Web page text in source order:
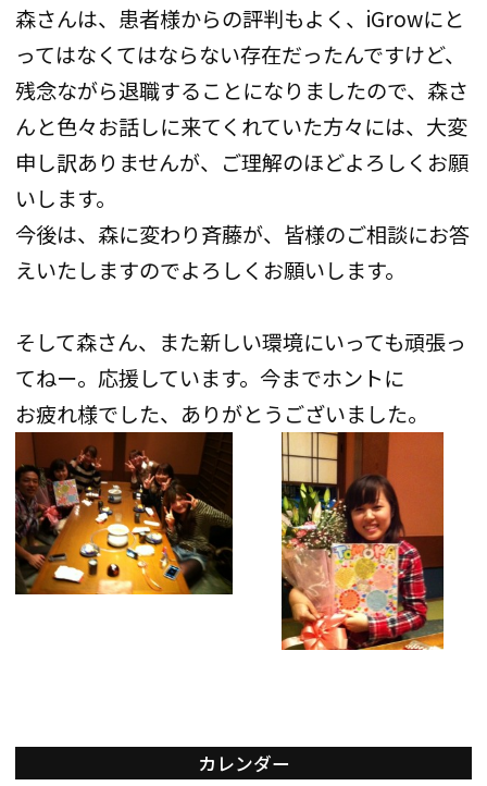
森さんは、患者様からの評判もよく、iGrowにと
ってはなくてはならない存在だったんですけど、
残念ながら退職することになりましたので、森さ
んと色々お話しに来てくれていた方々には、大変
申し訳ありませんが、ご理解のほどよろしくお願
いします。
今後は、森に変わり斉藤が、皆様のご相談にお答
えいたしますのでよろしくお願いします。
そして森さん、また新しい環境にいっても頑張っ
てねー。応援しています。今までホントに
お疲れ様でした、ありがとうございました。
カレンダー